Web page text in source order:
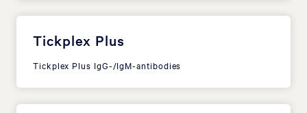
Tickplex Plus
Tickplex Plus IgG-/IgM-antibodies